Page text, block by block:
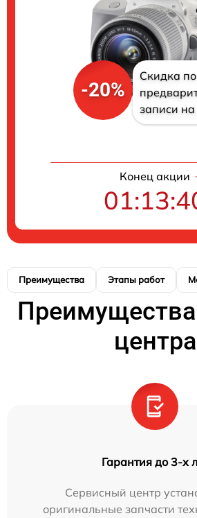
-20%
Скидка по
записи на
Конец акции
Преимущества Этапы работ
центра
Гарантия до 3-х
Сервисный центр
оригинальные запчасти